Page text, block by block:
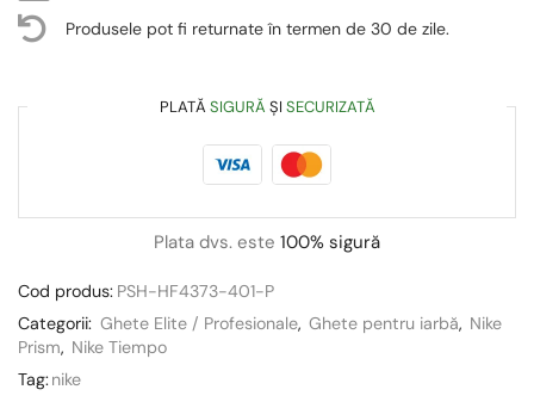
Produsele pot fi returnate în termen de 30 de zile.
PLATĂ SIGURĂ ȘI SECURIZATĂ
Plata dvs. este 100% sigură
Cod produs: PSH-HF4373-401-P
Categorii: Ghete Elite / Profesionale, Ghete pentru iarbă, Nike
Prism, Nike Tiempo
Tag:nike